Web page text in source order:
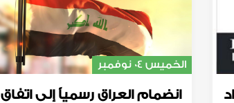
الخميس 04 نوفمبر
انضمام العراق رسمياً إلى اتفاق